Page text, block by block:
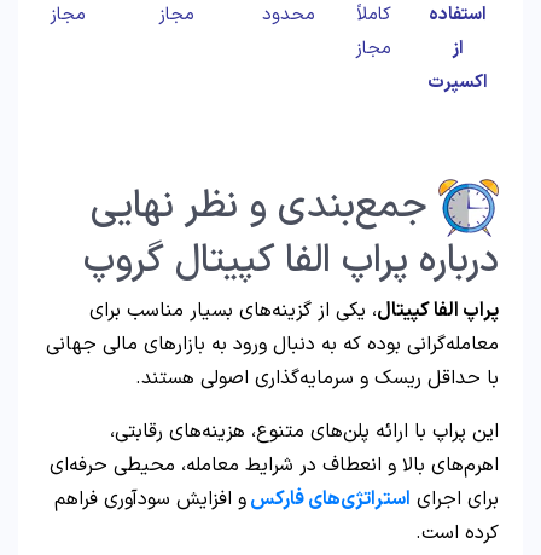
استفاده
از
اکسپرت
کاملاً
مجاز
محدود مجاز مجاز
جمع‌بندی و نظر نهایی
درباره پراپ الفا کپیتال گروپ
پراپ الفا کپیتال، یکی از گزینه‌های بسیار مناسب برای
معامله‌گرانی بوده که به دنبال ورود به بازارهای مالی جهانی
با حداقل ریسک و سرمایه‌گذاری اصولی هستند.
این پراپ با ارائه پلن‌های متنوع، هزینه‌های رقابتی،
اهرم‌های بالا و انعطاف در شرایط معامله، محیطی حرفه‌ای
برای اجرای استراتژی‌های فارکسو افزایش سودآوری فراهم
کرده است.